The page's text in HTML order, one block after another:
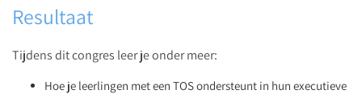
Resultaat
Tijdens dit congres leer je onder meer:
Hoe je leerlingen met een TOS ondersteunt in hun executieve